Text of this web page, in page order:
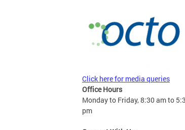
Click here for media queries
Office Hours
Monday to Friday, 8:30 am to
pm